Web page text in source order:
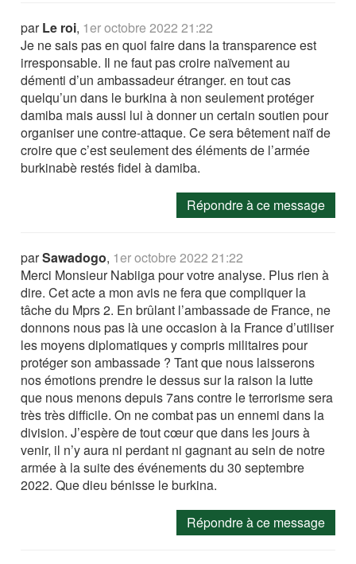
parLe roi, 1er octobre 2022 21:22
Je ne sais pas en quoi faire dans la transparence est
irresponsable. Il ne faut pas croire naïvement au
démenti d’un ambassadeur étranger. en tout cas
quelqu’un dans le burkina à non seulement protéger
damiba mais aussi lui à donner un certain soutien pour
organiser une contre-attaque. Ce sera bêtement naïf de
croire que c’est seulement des éléments de l’armée
burkinabè restés fidel à damiba.
Répondre à ce message
parSawadogo, 1er octobre 2022 21:22
Merci Monsieur Nabiiga pour votre analyse. Plus rien à
dire. Cet acte a mon avis ne fera que compliquer la
tâche du Mprs 2. En brûlant l’ambassade de France, ne
donnons nous pas là une occasion à la France d’utiliser
les moyens diplomatiques y compris militaires pour
protéger son ambassade ? Tant que nous laisserons
nos émotions prendre le dessus sur la raison la lutte
que nous menons depuis 7ans contre le terrorisme sera
très très difficile. On ne combat pas un ennemi dans la
division. J’espère de tout cœur que dans les jours à
venir, il n’y aura ni perdant ni gagnant au sein de notre
armée à la suite des événements du 30 septembre
2022. Que dieu bénisse le burkina.
Répondre à ce message